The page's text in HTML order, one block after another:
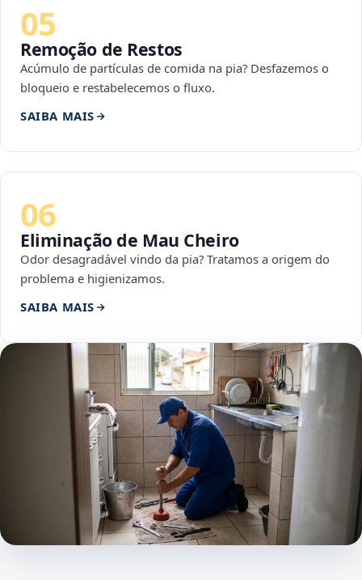
05
Remoção de Restos
Acúmulo de partículas de comida na pia? Desfazemos o
bloqueio e restabelecemos o fluxo.
SAIBA MAIS
06
Eliminação de Mau Cheiro
Odor desagradável vindo da pia? Tratamos a origem do
problema e higienizamos.
SAIBA MAIS